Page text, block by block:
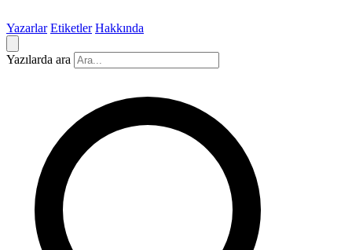
Yazarlar Etiketler Hakkında
Yazılarda ara